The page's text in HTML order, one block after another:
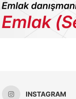
INSTAGRAM